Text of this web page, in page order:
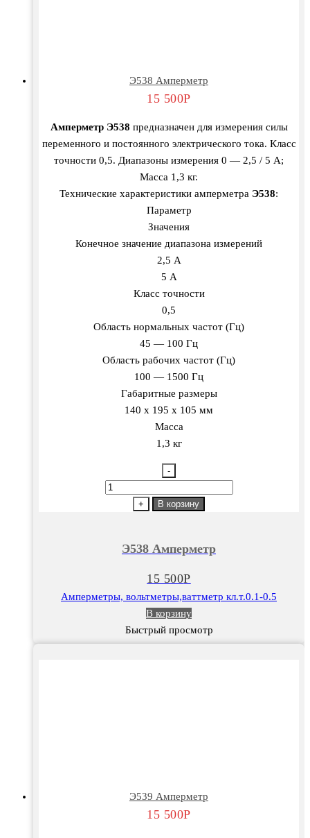
Э538 Амперметр
15 500Р
Амперметр Э538 предназначен для измерения силы
переменного и постоянного электрического тока. Класс
точности 0,5. Диапазоны измерения 0 — 2,5 / 5 А;
Масса 1,3 кг.
Технические характеристики амперметра Э538:
Параметр
Значения
Конечное значение диапазона измерений
2,5 А
5 А
Класс точности
0,5
Область нормальных частот (Гц)
45 — 100 Гц
Область рабочих частот (Гц)
100 — 1500 Гц
Габаритные размеры
140 х 195 х 105 мм
Масса
1,3 кг
-
Количество
+ В корзину
Э538 Амперметр
15 500Р
Амперметры, вольтметры,ваттметр кл.т.0.1-0.5
В корзину
Быстрый просмотр
Э539 Амперметр
15 500Р